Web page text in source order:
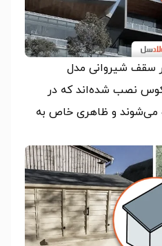
سقف شیروانی مدل
نصب شده‌اند که در
می‌شوند و ظاهری خاص به